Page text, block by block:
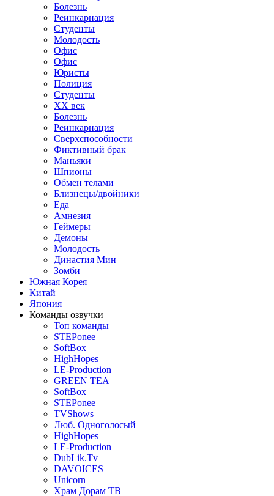
Болезнь
Реинкарнация
Студенты
Молодость
Офис
Офис
Юристы
Полиция
Студенты
ХХ век
Болезнь
Реинкарнация
Сверхспособности
Фиктивный брак
Маньяки
Шпионы
Обмен телами
Близнецы/двойники
Еда
Амнезия
Геймеры
Демоны
Молодость
Династия Мин
Зомби
Южная Корея
Китай
Япония
Команды озвучки
Топ команды
STEPonee
SoftBox
HighHopes
LE-Production
GREEN TEA
SoftBox
STEPonee
TVShows
Люб. Одноголосый
HighHopes
LE-Production
DubLik.Tv
DAVOICES
Unicorn
Храм Дорам ТВ